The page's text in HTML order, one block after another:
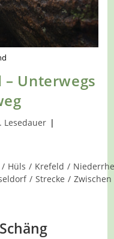
– Unterwegs
Lesedauer
/ Hüls / Krefeld /
/ Strecke /